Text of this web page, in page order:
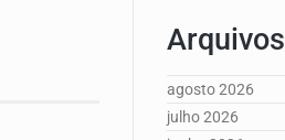
Arquivos
agosto 2026
julho 2026